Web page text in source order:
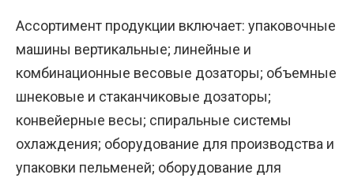
Ассортимент продукции включает: упаковочные
машины вертикальные; линейные и
комбинационные весовые дозаторы; объемные
шнековые и стаканчиковые дозаторы;
конвейерные весы; спиральные системы
охлаждения; оборудование для производства и
упаковки пельменей; оборудование для